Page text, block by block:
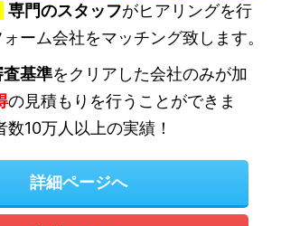
専門のスタッフがヒアリングを行
ーム会社をマッチング致します。
査基準をクリアした会社のみが加
の見積もりを行うことができま
10万人以上の実績！
詳細ページへ